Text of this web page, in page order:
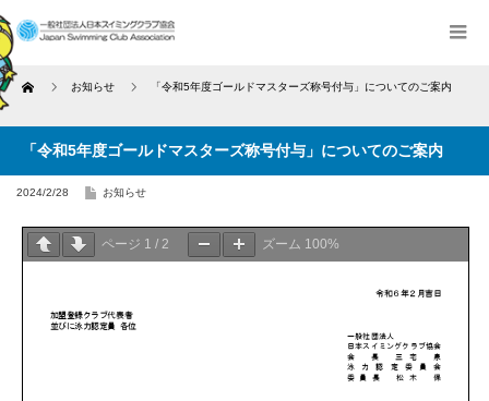
Home お知らせ 「令和5年度ゴールドマスターズ称号付与」についてのご案内
「令和5年度ゴールドマスターズ称号付与」についてのご案内
2024/2/28 お知らせ
ページ 1 / 2 ズーム 100%